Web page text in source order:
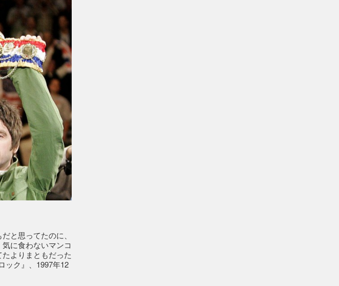
と思ってたのに、
に食わないマンコ
よりまともだった
ック』、1997年12